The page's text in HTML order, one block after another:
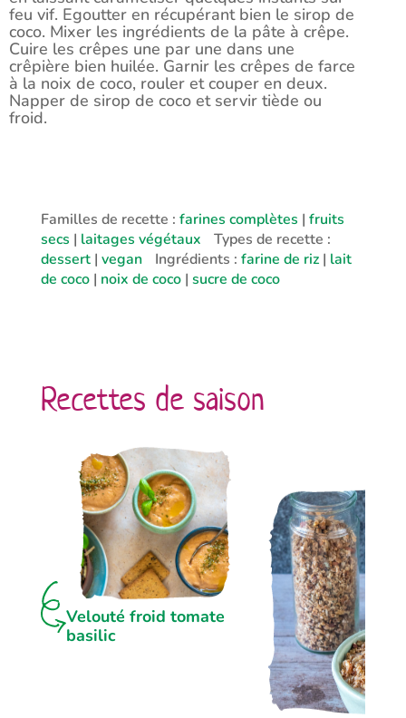
feu vif. Egoutter en récupérant bien le sirop de
coco. Mixer les ingrédients de la pâte à crêpe.
Cuire les crêpes une par une dans une
crêpière bien huilée. Garnir les crêpes de farce
à la noix de coco, rouler et couper en deux.
Napper de sirop de coco et servir tiède ou
froid.
Familles de recette : farines complètes | fruits
secs | laitages végétaux
Types de recette :
dessert| vegan Ingrédients : farine de riz| lait
de coco| noix de coco| sucre de coco
Recettes de saison
Velouté froid tomate
basilic